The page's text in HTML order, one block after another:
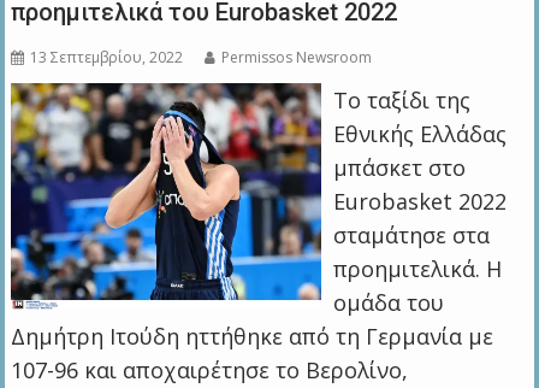
προημιτελικά του Eurobasket 2022
13 Σεπτεμβρίου, 2022 Permissos Newsroom
Το ταξίδι της
Εθνικής Ελλάδας
μπάσκετ στο
Eurobasket 2022
σταμάτησε στα
προημιτελικά. Η
ομάδα του
Δημήτρη Ιτούδη ηττήθηκε από τη Γερμανία με
107-96 και αποχαιρέτησε τo Βερολίνο,